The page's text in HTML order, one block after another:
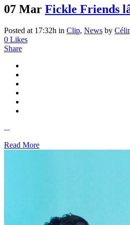
07 Mar Fickle Friends
Posted at 17:32h in Clip, News by
0 Likes
Share
...
Read More